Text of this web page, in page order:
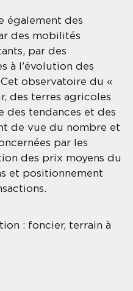
également des
des mobilités
par des
à l’évolution des
observatoire du «
des terres agricoles
des tendances et des
de vue du nombre et
par les
des prix moyens du
et positionnement
: foncier, terrain à